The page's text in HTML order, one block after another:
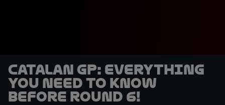
Catalan GP: Everything
you need to know
before Round 6!